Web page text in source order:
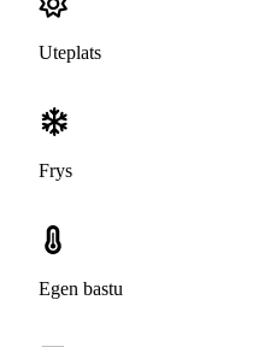
Uteplats
Frys
Egen bastu